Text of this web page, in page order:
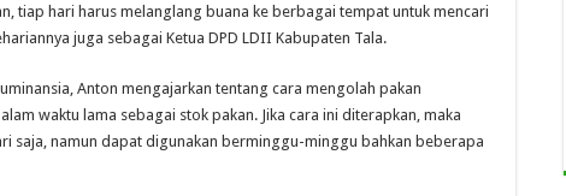
tiap hari harus melanglang buana ke berbagai tempat untuk mencari
juga sebagai Ketua DPD LDII Kabupaten Tala.
Anton mengajarkan tentang cara mengolah pakan
waktu lama sebagai stok pakan. Jika cara ini diterapkan, maka
saja, namun dapat digunakan berminggu-minggu bahkan beberapa